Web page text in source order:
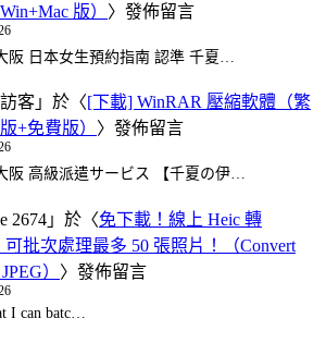
版） 〉發佈留言
阪 日本女生預約指南 認準 千夏…
客 」於〈[下載] WinRAR 壓縮軟體（繁
+免費版） 〉發佈留言
阪 高級派遣サービス 【千夏の伊…
2674 」於〈免下載！線上 Heic 轉
可批次處理最多 50 張照片！（Convert
） 〉發佈留言
I can batc…